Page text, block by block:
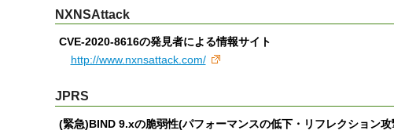
NXNSAttack
CVE-2020-8616の発見者による情報サイト
http://www.nxnsattack.com/
JPRS
(緊急)BIND 9.xの脆弱性(パフォーマンスの低下・リフレクション